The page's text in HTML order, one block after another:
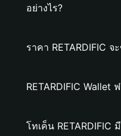
อย่างไร?
ราคา RETARDIFIC
RETARDIFIC Wallet
โทเค็น RETARDIFIC